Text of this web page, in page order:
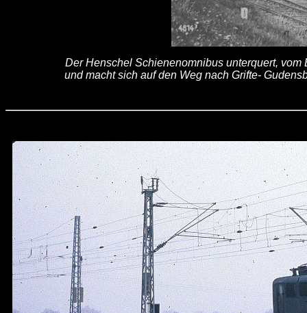
Der Henschel Schienenomnibus unterquert,
und macht sich auf den Weg nach Grifte-